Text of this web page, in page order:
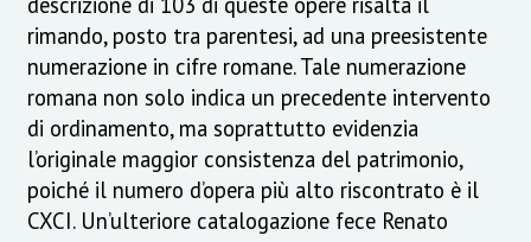
rimando, posto tra parentesi, ad una preesistente
numerazione in cifre romane. Tale numerazione
romana non solo indica un precedente intervento
di ordinamento, ma soprattutto evidenzia
l’originale maggior consistenza del patrimonio,
poiché il numero d’opera più alto riscontrato è il
CXCI. Un’ulteriore catalogazione fece Renato